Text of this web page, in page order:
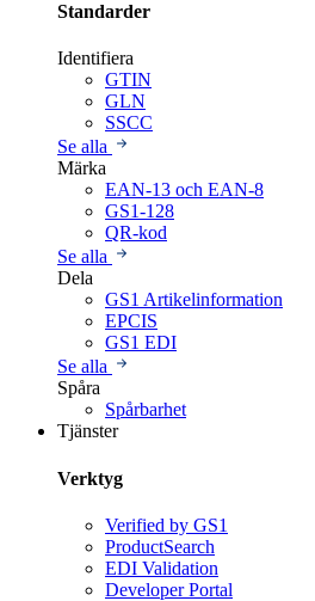
Standarder
Identifiera
GTIN
GLN
SSCC
Se alla
Märka
EAN-13 och EAN-8
GS1-128
QR-kod
Se alla
Dela
GS1 Artikelinformation
EPCIS
GS1 EDI
Se alla
Spåra
Spårbarhet
Tjänster
Verktyg
Verified by GS1
ProductSearch
EDI Validation
Developer Portal